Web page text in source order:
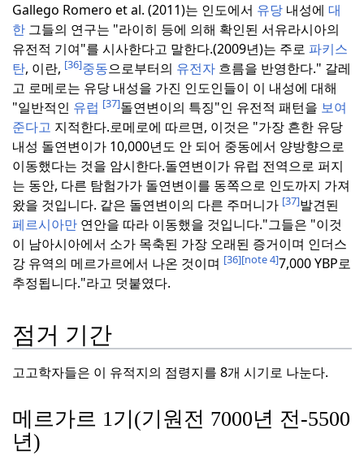
Gallego Romero et al. (2011)는 인도에서 유당 내성에 대
한 그들의 연구는 "라이히 등에 의해 확인된 서유라시아의
유전적 기여"를 시사한다고 말한다.(2009년)는 주로 파키스
탄, 이란, [36]중동으로부터의 유전자 흐름을 반영한다." 갈레
고 로메로는 유당 내성을 가진 인도인들이 이 내성에 대해
"일반적인 유럽 [37]돌연변이의 특징"인 유전적 패턴을 보여
준다고 지적한다.로메로에 따르면, 이것은 "가장 흔한 유당
내성 돌연변이가 10,000년도 안 되어 중동에서 양방향으로
이동했다는 것을 암시한다.돌연변이가 유럽 전역으로 퍼지
는 동안, 다른 탐험가가 돌연변이를 동쪽으로 인도까지 가져
왔을 것입니다. 같은 돌연변이의 다른 주머니가 [37]발견된
페르시아만 연안을 따라 이동했을 것입니다."그들은 "이것
이 남아시아에서 소가 목축된 가장 오래된 증거이며 인더스
강 유역의 메르가르에서 나온 것이며 [36][note 4]7,000 YBP로
추정됩니다."라고 덧붙였다.
점거 기간
고고학자들은 이 유적지의 점령지를 8개 시기로 나눈다.
메르가르 1기(기원전 7000년 전-5500
년)